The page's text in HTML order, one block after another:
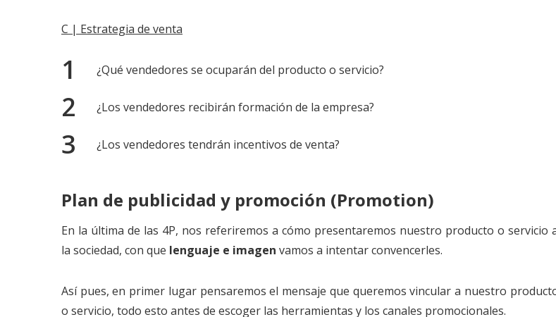
C | Estrategia de venta
¿Qué vendedores se ocuparán del producto o servicio?
¿Los vendedores recibirán formación de la empresa?
¿Los vendedores tendrán incentivos de venta?
Plan de publicidad y promoción (Promotion)
En la última de las 4P, nos referiremos a cómo presentaremos nuestro producto o servicio
la sociedad, con que lenguaje e imagen vamos a intentar convencerles.
Así pues, en primer lugar pensaremos el mensaje que queremos vincular a nuestro
o servicio, todo esto antes de escoger las herramientas y los canales promocionales.